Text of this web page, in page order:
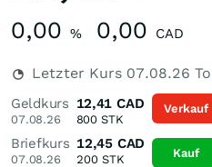
0,00 % 0,00 CAD
Letzter Kurs 07.08.26
Geldkurs
07.08.26
12,41 CAD
800 STK
Briefkurs
07.08.26
12,45 CAD
200STK
Verkauf
Kauf